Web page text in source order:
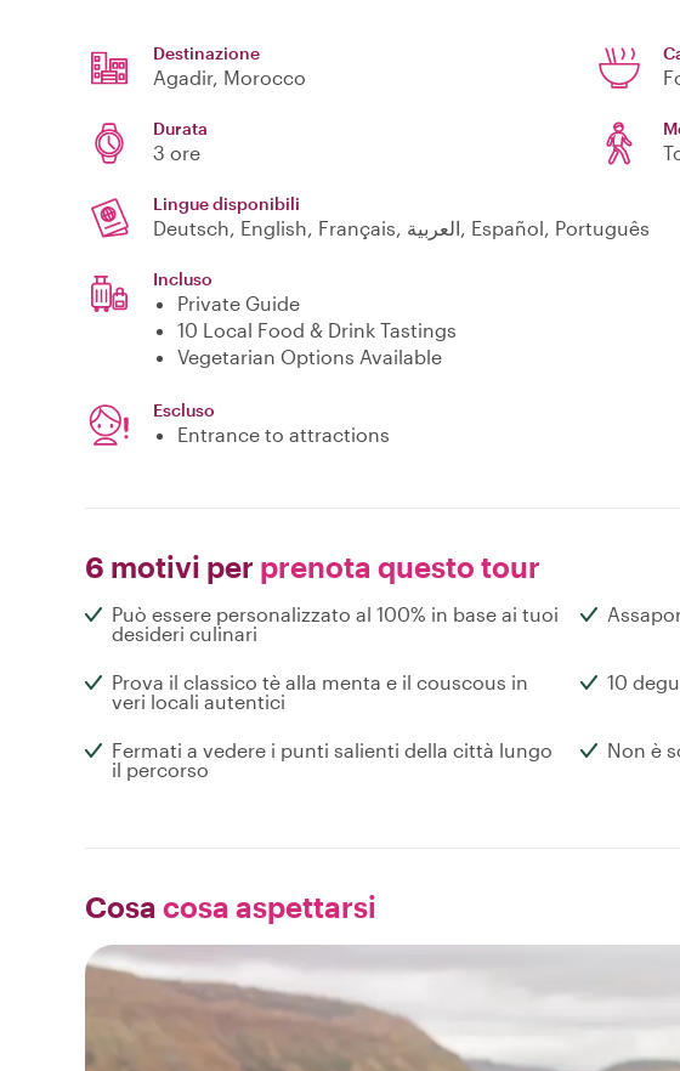
Destinazione
Agadir, Morocco
Durata
3 ore
Lingue disponibili
Deutsch, English, Français, العربية, Español, Português
Incluso
Private Guide
10 Local Food & Drink Tastings
Vegetarian Options Available
Escluso
Entrance to attractions
6 motivi per prenota questo tour
Può essere personalizzato al 100% in base ai tuoi
desideri culinari
Prova il classico tè alla menta e il couscous in
veri locali autentici
10
Fermati a vedere i punti salienti della città lungo
il percorso
Non è
Cosa cosa aspettarsi